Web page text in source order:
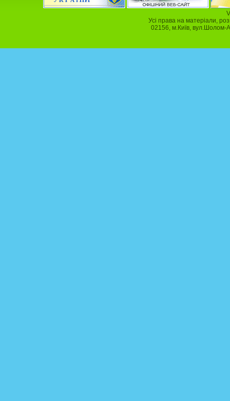
Усі права на матеріали,
02156, м.Київ,